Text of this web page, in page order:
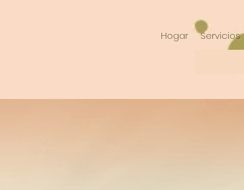
Hogar Servicios